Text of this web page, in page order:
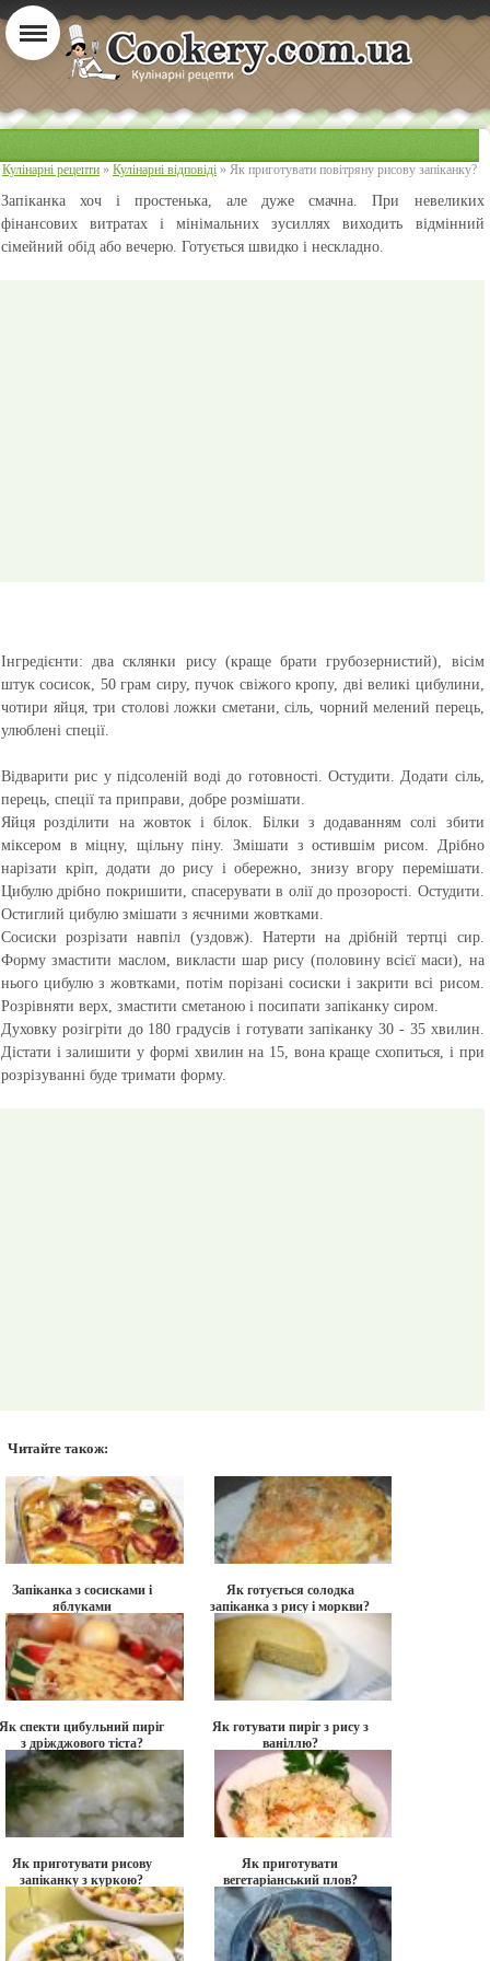
Кулінарні рецепти » Кулінарні відповіді » Як приготувати повітряну рисову запіканку?
Запіканка хоч і простенька, але дуже смачна. При невеликих
фінансових витратах і мінімальних зусиллях виходить відмінний
сімейний обід або вечерю. Готується швидко і нескладно.
Інгредієнти: два склянки рису (краще брати грубозернистий), вісім
штук сосисок, 50 грам сиру, пучок свіжого кропу, дві великі цибулини,
чотири яйця, три столові ложки сметани, сіль, чорний мелений перець,
улюблені спеції.
Відварити рис у підсоленій воді до готовності. Остудити. Додати сіль,
перець, спеції та приправи, добре розмішати.
Яйця розділити на жовток і білок. Білки з додаванням солі збити
міксером в міцну, щільну піну. Змішати з остившім рисом. Дрібно
нарізати кріп, додати до рису і обережно, знизу вгору перемішати.
Цибулю дрібно покришити, спасерувати в олії до прозорості. Остудити.
Остиглий цибулю змішати з яєчними жовтками.
Сосиски розрізати навпіл (уздовж). Натерти на дрібній тертці сир.
Форму змастити маслом, викласти шар рису (половину всієї маси), на
нього цибулю з жовтками, потім порізані сосиски і закрити всі рисом.
Розрівняти верх, змастити сметаною і посипати запіканку сиром.
Духовку розігріти до 180 градусів і готувати запіканку 30 - 35 хвилин.
Дістати і залишити у формі хвилин на 15, вона краще схопиться, і при
розрізуванні буде тримати форму.
Читайте також:
Запіканка з сосисками і
яблуками
Як готується солодка
запіканка з рису і моркви?
Як спекти цибульний пиріг
з дріжджового тіста?
Як готувати пиріг з рису з
ваніллю?
Як приготувати рисову
запіканку з куркою?
Як приготувати
вегетаріанський плов?